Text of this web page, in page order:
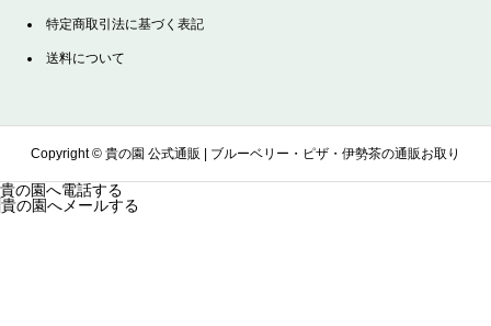
特定商取引法に基づく表記
送料について
Copyright © 貴の園 公式通販 | ブルーベリー・ピザ・伊勢茶の通販お取り
貴の園へ電話する
貴の園へメールする